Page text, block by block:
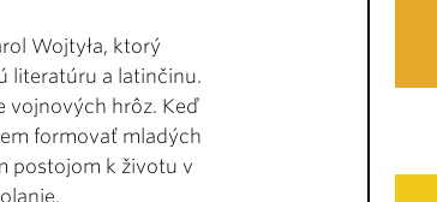
Wojtyła, ktorý
literatúru a latinčinu.
vojnových hrôz. Keď
formovať mladých
postojom k životu v